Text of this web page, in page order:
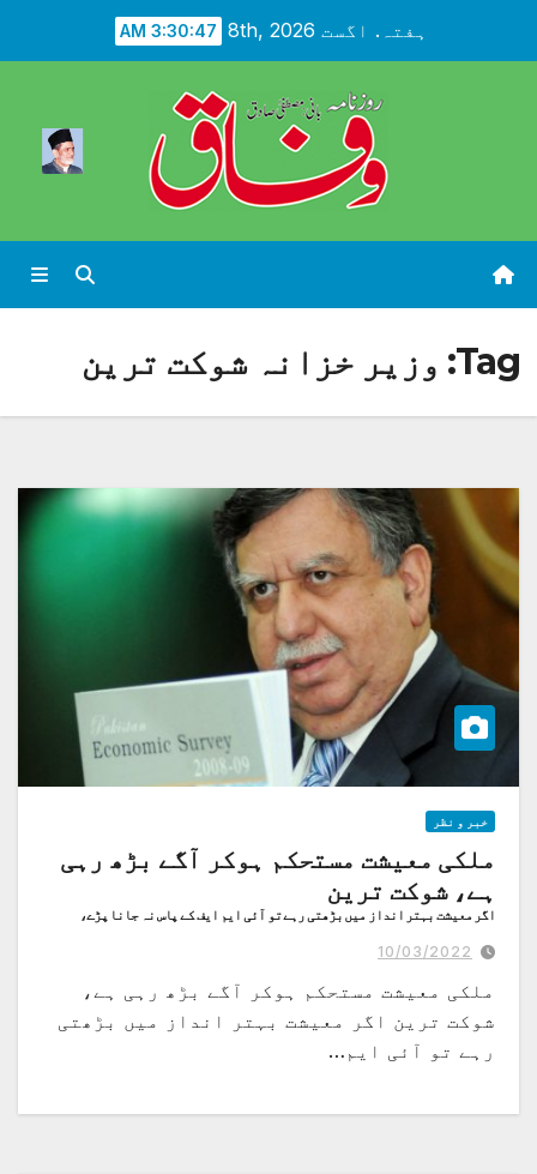
ہفتہ. اگست 8th, 2026 3:30:49 AM
Tag: وزیر خزانہ شوکت ترین
خبر و نظر
ملکی معیشت مستحکم ہوکر آگے بڑھ رہی
ہے، شوکت ترین
اگر معیشت بہتر انداز میں بڑھتی رہے تو آئی ایم ایف کے پاس نہ جانا پڑے،
10/03/2022
ملکی معیشت مستحکم ہوکر آگے بڑھ رہی ہے،
شوکت ترین اگر معیشت بہتر انداز میں بڑھتی
رہے تو آئی ایم…